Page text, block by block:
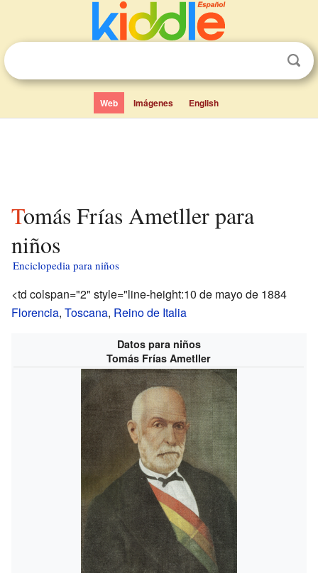
Web Imágenes English
Tomás Frías Ametller para
niños
Enciclopedia para niños
<td colspan="2" style="line-height:10 de mayo de 1884
Florencia, Toscana, Reino de Italia
Datos para niños
Tomás Frías Ametller